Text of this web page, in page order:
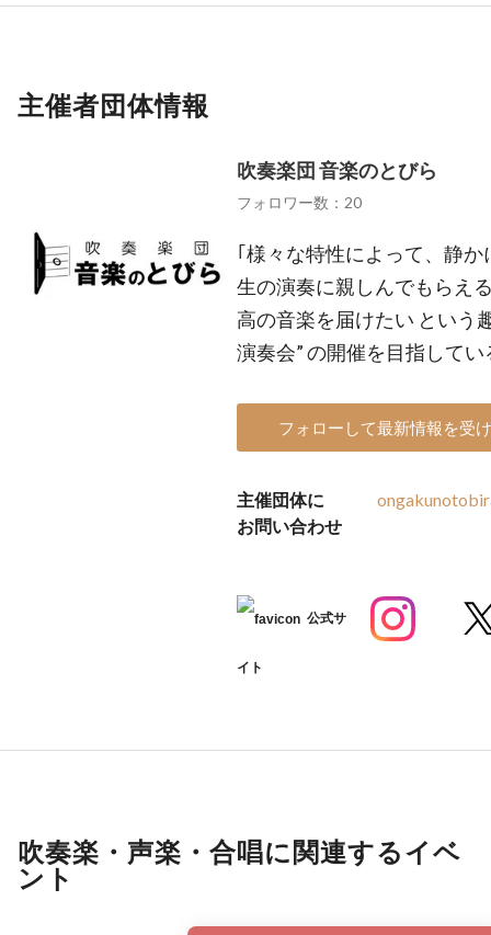
主催者団体情報
吹奏楽団 音楽のとびら
フォロワー数：20
｢様々な特性によって、静
生の演奏に親しんでもらえ
高の音楽を届けたい という
演奏会” の開催を目指して
フォローして最新情報を受
主催団体に
お問い合わせ
公式サ
イト
吹奏楽・声楽・合唱に関連するイベ
ント